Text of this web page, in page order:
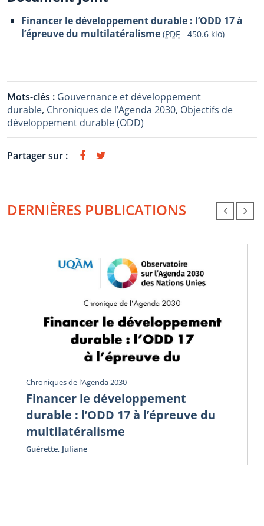
Financer le développement durable : l’ODD 17 à
l’épreuve du multilatéralisme (PDF - 450.6 kio)
Mots-clés : Gouvernance et développement
durable, Chroniques de l’Agenda 2030, Objectifs de
développement durable (ODD)
Partager sur :
DERNIÈRES PUBLICATIONS
Chroniques de l’Agenda 2030
Financer le développement
durable : l’ODD 17 à l’épreuve du
multilatéralisme
Guérette, Juliane